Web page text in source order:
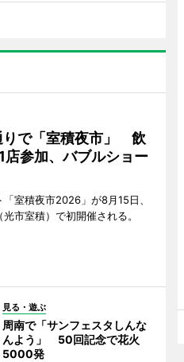
りで「室積夜市」 飲
店参加、バブルショー
室積夜市2026」が8月15日、
市室積）で初開催される。
見る・遊ぶ
周南で「サンフェスタしんな
んよう」 50回記念で花火
5000発